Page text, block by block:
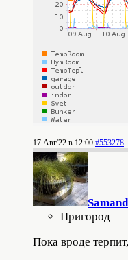
17 Авг'22 в 12:00 #553278
Пригород
Пока вроде